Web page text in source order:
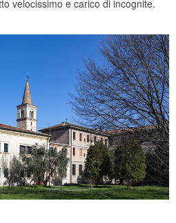
velocissimo e carico di incognite.